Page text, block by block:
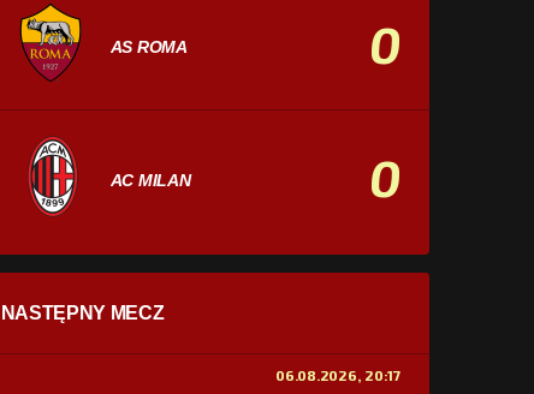
AS ROMA 0
AC MILAN 0
STATYSTYKI
0% 100%
NASTĘPNY MECZ
06.08.2026, 20:17